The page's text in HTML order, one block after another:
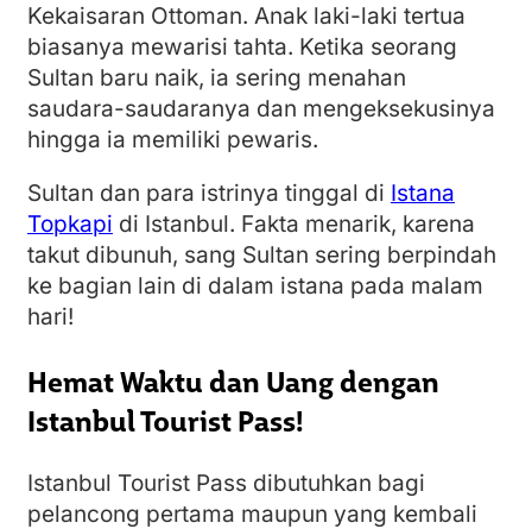
Kekaisaran Ottoman. Anak laki-laki tertua
biasanya mewarisi tahta. Ketika seorang
Sultan baru naik, ia sering menahan
saudara-saudaranya dan mengeksekusinya
hingga ia memiliki pewaris.
Sultan dan para istrinya tinggal di Istana
Topkapi di Istanbul. Fakta menarik, karena
takut dibunuh, sang Sultan sering berpindah
ke bagian lain di dalam istana pada malam
hari!
Hemat Waktu dan Uang dengan
Istanbul Tourist Pass!
Istanbul Tourist Pass dibutuhkan bagi
pelancong pertama maupun yang kembali